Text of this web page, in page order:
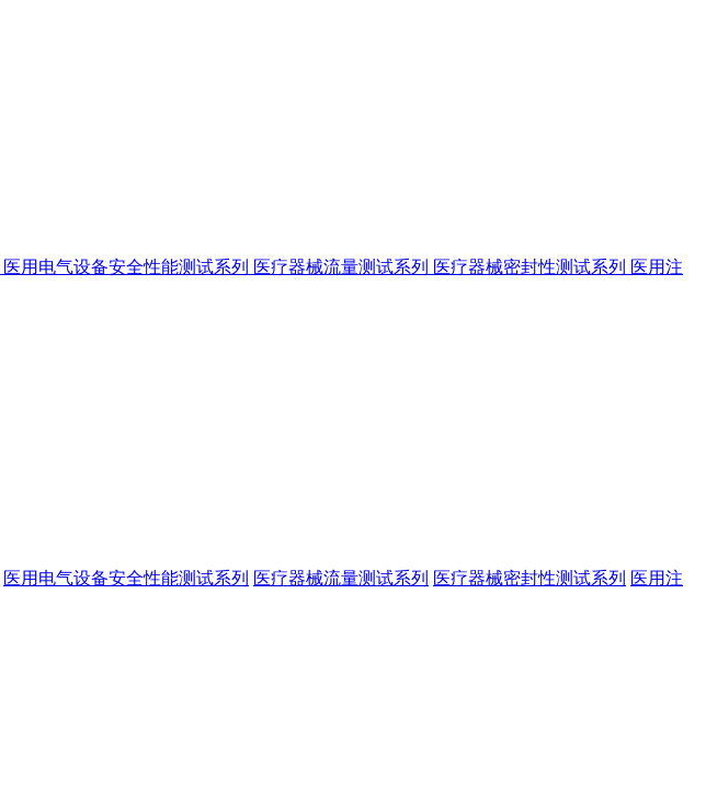
医用电气设备安全性能测试系列 医疗器械流量测试系列 医疗器械密封性测试系列 医用注
医用电气设备安全性能测试系列 医疗器械流量测试系列 医疗器械密封性测试系列 医用注